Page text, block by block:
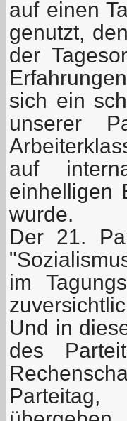
auf einen
genutzt,
der
sich ein
unserer
auf
einhelligen
wurde.
Der 21.
im
Und in
des